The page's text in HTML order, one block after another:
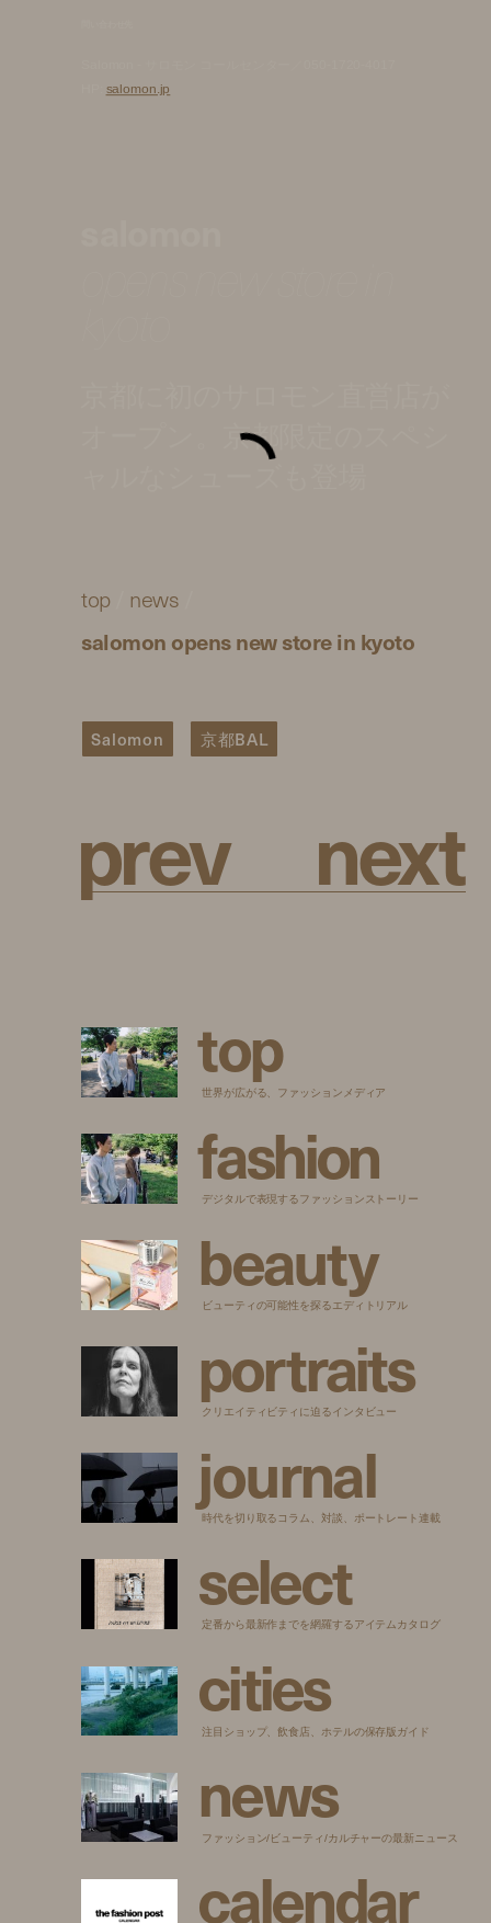
salomon.jp
オープン。京都限定のスペシ
top/ news
salomon opens new store in kyoto
Salomon 京都BAL
prev next
top
世界が広がる、ファッションメディア
fashion
デジタルで表現するファッションストーリー
beauty
ビューティの可能性を探るエディトリアル
portraits
クリエイティビティに迫るインタビュー
journal
時代を切り取るコラム、対談、ポートレート連載
select
定番から最新作までを網羅するアイテムカタログ
cities
注目ショップ、飲食店、ホテルの保存版ガイド
news
ファッション/ビューティ/カルチャーの最新ニュース
calendar